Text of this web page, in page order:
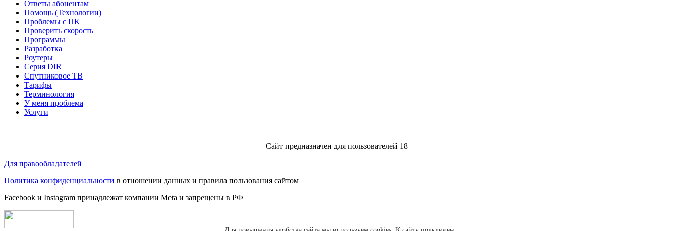
Ответы абонентам
Помощь (Технологии)
Проблемы с ПК
Проверить скорость
Программы
Разработка
Роутеры
Серия DIR
Спутниковое ТВ
Тарифы
Терминология
У меня проблема
Услуги
Сайт предназначен для пользователей 18+
Для правообладателей
Политика конфиденциальности в отношении данных и правила пользования сайтом
Facebook и Instagram принадлежат компании Metа и запрещены в РФ